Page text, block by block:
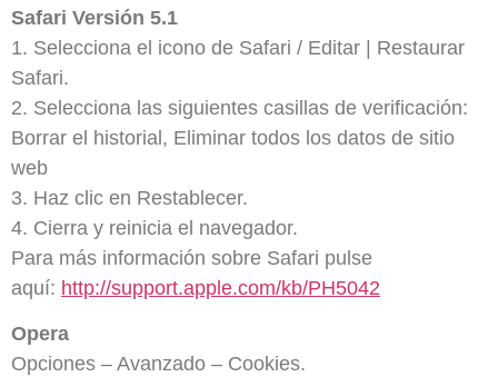
Safari Versión 5.1
1. Selecciona el icono de Safari / Editar | Restaurar
Safari.
2. Selecciona las siguientes casillas de verificación:
Borrar el historial, Eliminar todos los datos de sitio
web
3. Haz clic en Restablecer.
4. Cierra y reinicia el navegador.
Para más información sobre Safari pulse
aquí: http://support.apple.com/kb/PH5042
Opera
Opciones – Avanzado – Cookies.